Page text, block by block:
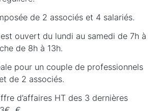
de 2 associés et 4 salariés.
est ouvert du lundi au samedi de 7h à
de 8h à 13h.
pour un couple de professionnels
de 2 associés.
d’affaires HT des 3 dernières